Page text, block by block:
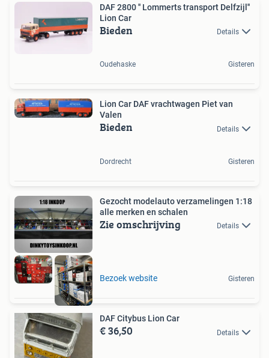
DAF 2800 '' Lommerts transport Delfzijl''
Lion Car
Bieden Details
Oudehaske Gisteren
Lion Car DAF vrachtwagen Piet van
Valen
Bieden Details
Dordrecht Gisteren
Gezocht modelauto verzamelingen 1:18
alle merken en schalen
Zie omschrijving Details
Bezoek website Gisteren
DAF Citybus Lion Car
€ 36,50 Details